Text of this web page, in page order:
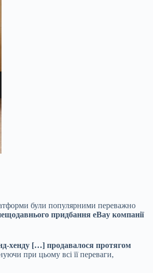
були популярними переважно
придбання eBay компанії
хенду […] продавалося протягом
при цьому всі її переваги,